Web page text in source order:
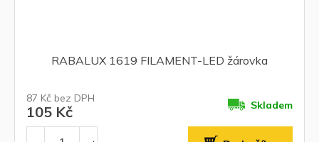
RABALUX 1619 FILAMENT-LED žárovka
87 Kč bez DPH
105 Kč Skladem